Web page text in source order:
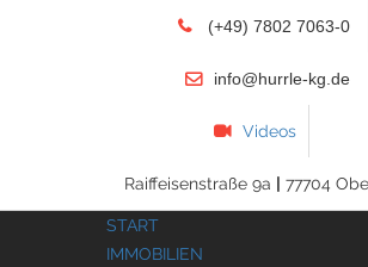
(+49) 7802 7063-0
info@hurrle-kg.de
Videos
Raiffeisenstraße 9a | 77704
START
IMMOBILIEN